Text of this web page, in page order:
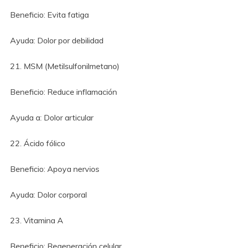
Beneficio: Evita fatiga
Ayuda: Dolor por debilidad
21. MSM (Metilsulfonilmetano)
Beneficio: Reduce inflamación
Ayuda a: Dolor articular
22. Ácido fólico
Beneficio: Apoya nervios
Ayuda: Dolor corporal
23. Vitamina A
Beneficio: Regeneración celular